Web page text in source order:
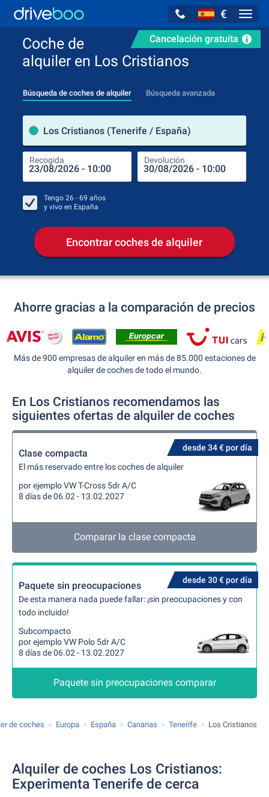
€
Cancelación gratuita
Coche de
alquiler en Los Cristianos
Búsqueda de coches de alquiler Búsqueda avanzada
Los Cristianos (Tenerife / España)
Recogida Devolución
Tengo 26 - 69 años
y vivo en España
Encontrar coches de alquiler
Ahorre gracias a la comparación de precios
Más de 900 empresas de alquiler en más de 85.000 estaciones de
alquiler de coches de todo el mundo.
En Los Cristianos recomendamos las
siguientes ofertas de alquiler de coches
desde 34 € por día
Clase compacta
El más reservado entre los coches de alquiler
por ejemplo VW T-Cross 5dr A/C
8 días de 06.02 - 13.02.2027
Comparar la clase compacta
desde 30 € por día
Paquete sin preocupaciones
De esta manera nada puede fallar: ¡sin preocupaciones y con
todo incluido!
Subcompacto
por ejemplo VW Polo 5dr A/C
8 días de 06.02 - 13.02.2027
Paquete sin preocupaciones comparar
de coches Europa España Canarias Tenerife Los Cristianos
Alquiler de coches Los Cristianos:
Experimenta Tenerife de cerca